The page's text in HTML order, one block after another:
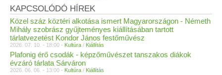
KAPCSOLÓDÓ HÍREK
Közel száz köztéri alkotása ismert Magyarországon - Németh
Mihály szobrász gyűjteményes kiállításában tartott
tárlatvezetést Kondor János festőművész
2026. 07. 10. - 18:00 - Kultúra / Kiállítás
Plafonig érő csodák - képzőművészet tanszakos diákok
évzáró tárlata Sárváron
2026. 06. 06. - 13:00 - Kultúra / Kiállítás